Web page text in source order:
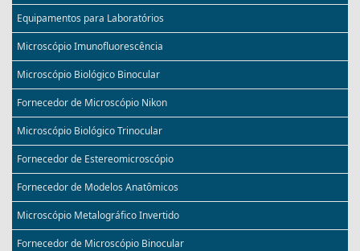
Equipamentos para Laboratórios
Microscópio Imunofluorescência
Microscópio Biológico Binocular
Fornecedor de Microscópio Nikon
Microscópio Biológico Trinocular
Fornecedor de Estereomicroscópio
Fornecedor de Modelos Anatômicos
Microscópio Metalográfico Invertido
Fornecedor de Microscópio Binocular